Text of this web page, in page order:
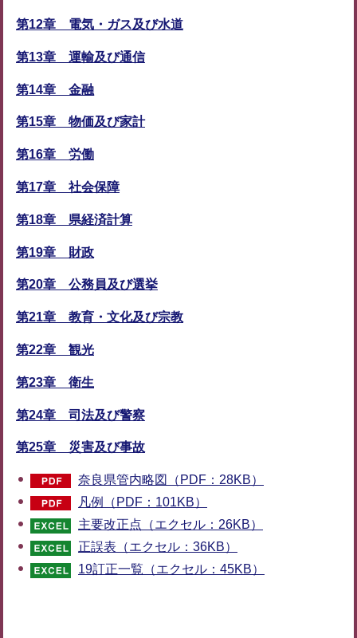
第12章 電気・ガス及び水道
第13章 運輸及び通信
第14章 金融
第15章 物価及び家計
第16章 労働
第17章 社会保障
第18章 県経済計算
第19章 財政
第20章 公務員及び選挙
第21章 教育・文化及び宗教
第22章 観光
第23章 衛生
第24章 司法及び警察
第25章 災害及び事故
奈良県管内略図（PDF：28KB）
凡例（PDF：101KB）
主要改正点（エクセル：26KB）
正誤表（エクセル：36KB）
19訂正一覧（エクセル：45KB）